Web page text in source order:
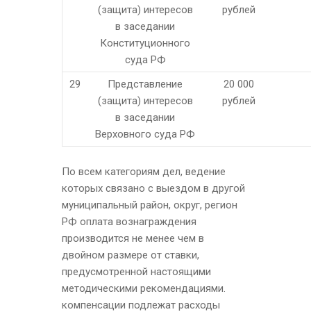
(защита) интересов
в заседании
Конституционного
суда РФ
рублей
29
Представление
(защита) интересов
в заседании
Верховного суда РФ
20 000
рублей
По всем категориям дел, ведение
которых связано с выездом в другой
муниципальный район, округ, регион
РФ оплата вознаграждения
производится не менее чем в
двойном размере от ставки,
предусмотренной настоящими
методическими рекомендациями.
компенсации подлежат расходы